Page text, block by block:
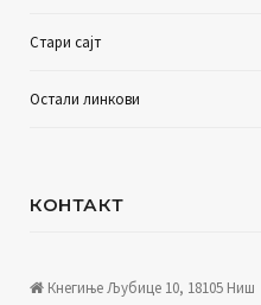
Стари сајт
Остали линкови
КОНТАКТ
Кнегиње Љубице 10, 18105 Ниш